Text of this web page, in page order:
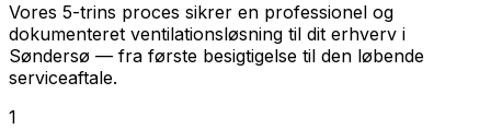
Vores 5-trins proces sikrer en professionel og
dokumenteret ventilationsløsning til dit erhverv i
Søndersø — fra første besigtigelse til den løbende
serviceaftale.
1